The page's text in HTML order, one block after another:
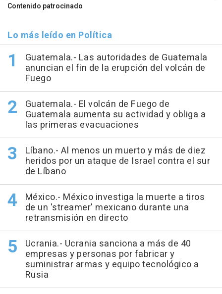
Contenido patrocinado
Lo más leído en Política
Guatemala.- Las autoridades de Guatemala
anuncian el fin de la erupción del volcán de
Fuego
Guatemala.- El volcán de Fuego de
Guatemala aumenta su actividad y obliga a
las primeras evacuaciones
Líbano.- Al menos un muerto y más de diez
heridos por un ataque de Israel contra el sur
de Líbano
México.- México investiga la muerte a tiros
de un 'streamer' mexicano durante una
retransmisión en directo
Ucrania.- Ucrania sanciona a más de 40
empresas y personas por fabricar y
suministrar armas y equipo tecnológico a
Rusia